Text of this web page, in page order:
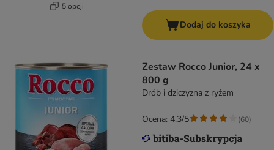
5 opcji
Dodaj do koszyka
Zestaw Rocco Junior, 24 x
800 g
Drób i dziczyzna z ryżem
Ocena: 4.3/5 (60)